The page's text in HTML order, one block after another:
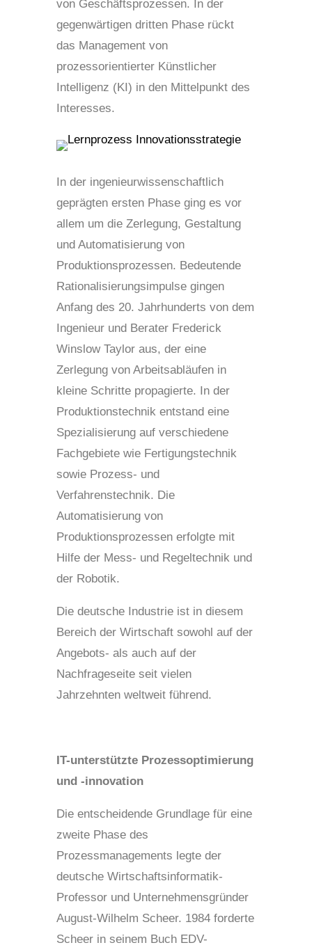
von Geschäftsprozessen. In der
gegenwärtigen dritten Phase rückt
das Management von
prozessorientierter Künstlicher
Intelligenz (KI) in den Mittelpunkt des
Interesses.
In der ingenieurwissenschaftlich
geprägten ersten Phase ging es vor
allem um die Zerlegung, Gestaltung
und Automatisierung von
Produktionsprozessen. Bedeutende
Rationalisierungsimpulse gingen
Anfang des 20. Jahrhunderts von dem
Ingenieur und Berater Frederick
Winslow Taylor aus, der eine
Zerlegung von Arbeitsabläufen in
kleine Schritte propagierte. In der
Produktionstechnik entstand eine
Spezialisierung auf verschiedene
Fachgebiete wie Fertigungstechnik
sowie Prozess- und
Verfahrenstechnik. Die
Automatisierung von
Produktionsprozessen erfolgte mit
Hilfe der Mess- und Regeltechnik und
der Robotik.
Die deutsche Industrie ist in diesem
Bereich der Wirtschaft sowohl auf der
Angebots- als auch auf der
Nachfrageseite seit vielen
Jahrzehnten weltweit führend.
IT-unterstützte Prozessoptimierung
und -innovation
Die entscheidende Grundlage für eine
zweite Phase des
Prozessmanagements legte der
deutsche Wirtschaftsinformatik-
Professor und Unternehmensgründer
August-Wilhelm Scheer. 1984 forderte
Scheer in seinem Buch EDV-